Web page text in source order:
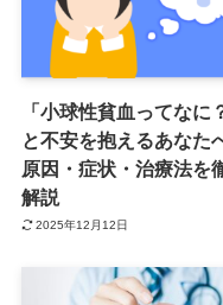
「小球性貧血ってなに
と不安を抱えるあなた
原因・症状・治療法を
解説
2025年12月12日